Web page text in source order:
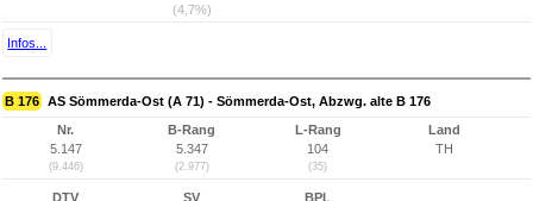
(4,7%)
Infos...
B 176 AS Sömmerda-Ost (A 71) - Sömmerda-Ost, Abzwg. alte B 176
Nr.
5.147
(9.446)
B-Rang
5.347
(2.977)
L-Rang
104
(35)
Land
TH
DTV
SV
BPL